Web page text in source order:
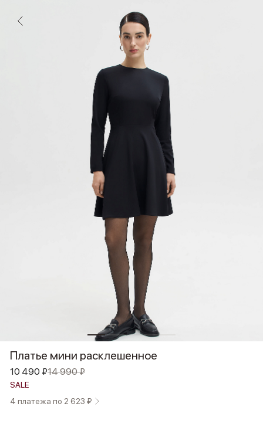
Платье мини расклешенное
10 490 ₽14 990 ₽
SALE
4 платежа по 2 623 ₽